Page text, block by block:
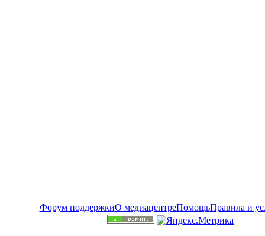
Форум поддержкиО медиацентреПомощьПравила и